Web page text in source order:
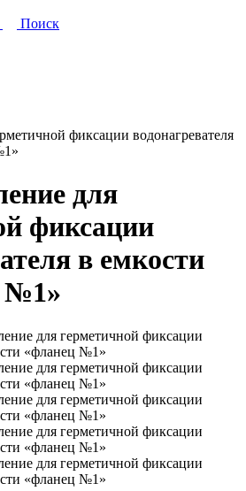
Поиск
фиксации водонагревателя
для
фиксации
в емкости